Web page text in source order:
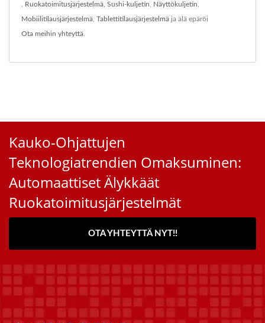
Ruokatoimitusjärjestelmä Sushi-kuljetin Näyttökuljetin
Mobiilitilausjärjestelmä Tablettitilausjärjestelmä ja älä epäröi
Ota meihin yhteyttä
Kauko-Ohjattujen
Teknologiatrendien Omaksuminen:
Automaattiset Älykkäät
Ruokatoimitusjärjestelmät
OTA YHTEYTTÄ NYT!!